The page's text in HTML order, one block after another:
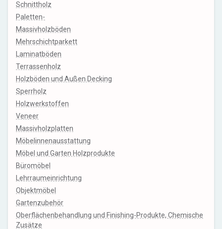
Schnittholz
Paletten-
Massivholzböden
Mehrschichtparkett
Laminatböden
Terrassenholz
Holzböden und Außen Decking
Sperrholz
Holzwerkstoffen
Veneer
Massivholzplatten
Möbelinnenausstattung
Möbel und Garten Holzprodukte
Büromöbel
Lehrraumeinrichtung
Objektmöbel
Gartenzubehör
Oberflächenbehandlung und Finishing-Produkte, Chemische
Zusätze